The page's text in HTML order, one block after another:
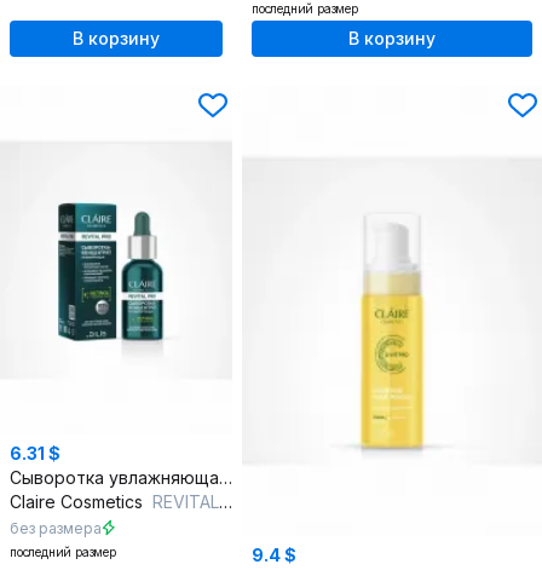
В корзину
последний размер
В корзину
6.31 $
Сыворотка увлажняющая и омолаживающая с ретинолом
Claire Cosmetics REVITAL PRO Сыворотка-концентрат регенерирующая
без размера
последний размер
9.4 $